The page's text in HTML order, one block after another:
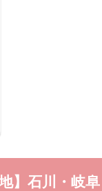
】石川・岐阜